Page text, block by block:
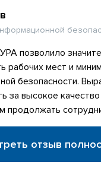
позволило
рабочих мест и
безопасности.
за высокое
продолжать
отзыв